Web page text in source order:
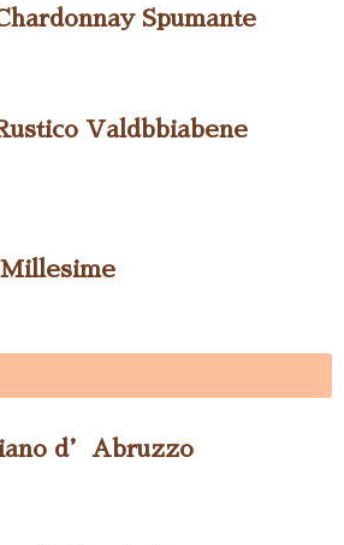
Spumante
Valdbbiabene
d’Abruzzo